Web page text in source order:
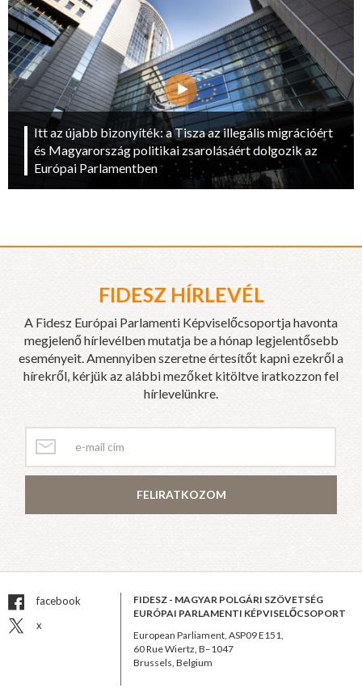
Itt az újabb bizonyíték: a Tisza az illegális migrációért
és Magyarország politikai zsarolásáért dolgozik az
Európai Parlamentben
FIDESZ HÍRLEVÉL
A Fidesz Európai Parlamenti Képviselőcsoportja havonta
megjelenő hírlevélben mutatja be a hónap legjelentősebb
eseményeit. Amennyiben szeretne értesítőt kapni ezekről a
hírekről, kérjük az alábbi mezőket kitöltve iratkozzon fel
hírlevelünkre.
FELIRATKOZOM
facebook
x
FIDESZ - MAGYAR POLGÁRI SZÖVETSÉG
EURÓPAI PARLAMENTI KÉPVISELŐCSOPORT
European Parliament, ASP09 E151,
60 Rue Wiertz, B–1047
Brussels, Belgium